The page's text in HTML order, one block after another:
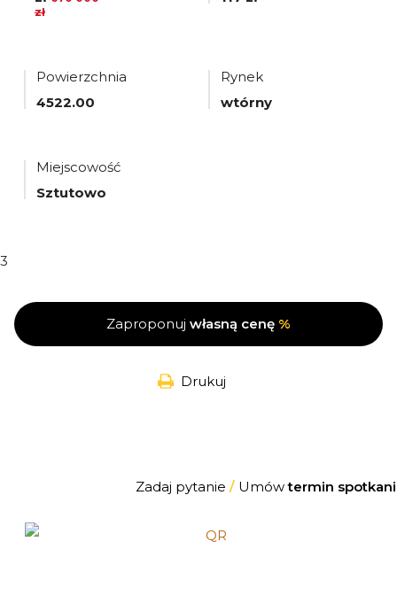
zł
Powierzchnia
4522.00
Rynek
wtórny
Miejscowość
Sztutowo
3
Zaproponuj własną cenę %
Drukuj
Zadaj pytanie /Umówtermin